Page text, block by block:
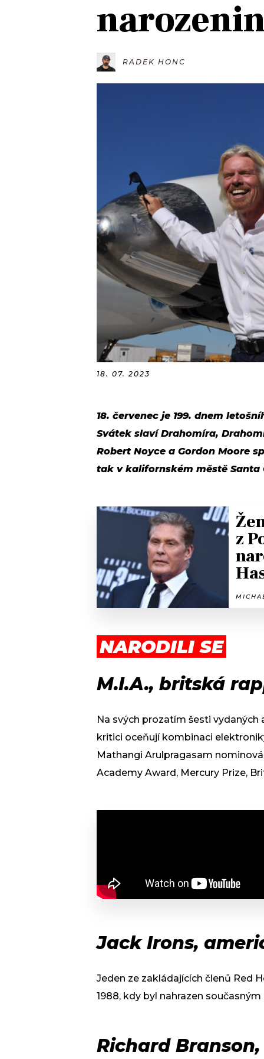
JAK NALADIT
RÁDIORADEK HONC
18. 07. 2023
18. červenec je 199. dnem
Svátek slaví Drahomíra,
Robert Noyce a Gordon Moore
tak v kalifornském městě Santa
z
NARODILI SE
M.I.A., britská
Na svých prozatím šesti
kritici oceňují kombinaci
Mathangi Arulpragasam
Academy Award, Mercury Prize,
Jack Irons,
Jeden ze zakládajících členů Red
1988, kdy byl nahrazen
Richard